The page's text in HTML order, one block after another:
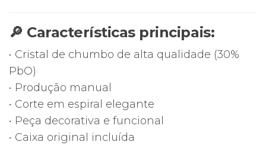
🔎 Características principais:
• Cristal de chumbo de alta qualidade (30%
PbO)
• Produção manual
• Corte em espiral elegante
• Peça decorativa e funcional
• Caixa original incluída